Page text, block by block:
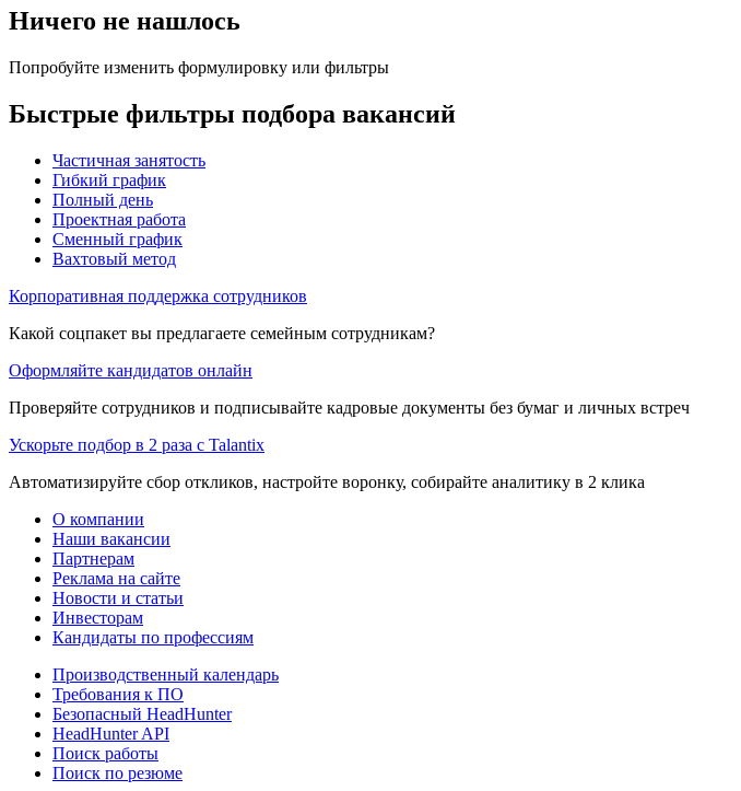
Ничего не нашлось
Попробуйте изменить формулировку или фильтры
Быстрые фильтры подбора вакансий
Частичная занятость
Гибкий график
Полный день
Проектная работа
Сменный график
Вахтовый метод
Корпоративная поддержка сотрудников
Какой соцпакет вы предлагаете семейным сотрудникам?
Оформляйте кандидатов онлайн
Проверяйте сотрудников и подписывайте кадровые документы без бумаг и личных встреч
Ускорьте подбор в 2 раза с Talantix
Автоматизируйте сбор откликов, настройте воронку, собирайте аналитику в 2 клика
О компании
Наши вакансии
Партнерам
Реклама на сайте
Новости и статьи
Инвесторам
Кандидаты по профессиям
Производственный календарь
Требования к ПО
Безопасный HeadHunter
HeadHunter API
Поиск работы
Поиск по резюме